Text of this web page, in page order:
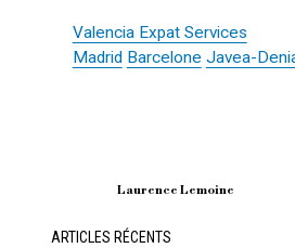
Valencia Expat Services
Madrid Barcelone Javea-
Laurence Lemoine
ARTICLES RÉCENTS